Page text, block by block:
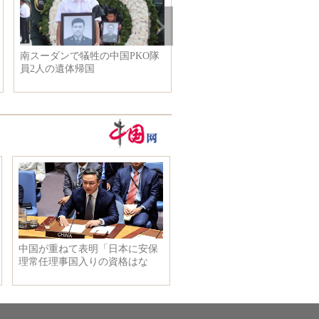
南スーダンで犠牲の中国PKO隊
員2人の遺体帰国